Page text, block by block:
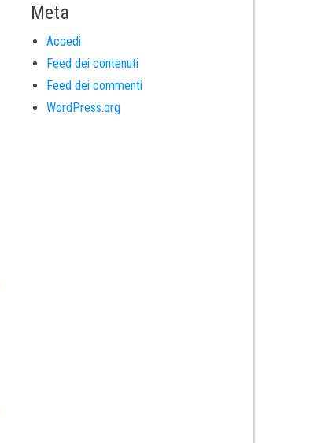
Meta
Accedi
Feed dei contenuti
Feed dei commenti
WordPress.org